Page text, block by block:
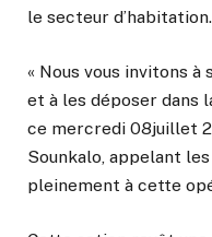
le secteur d’habitation.
« Nous vous invitons
et à les déposer dans
ce mercredi 08juillet
Sounkalo, appelant
pleinement à cette